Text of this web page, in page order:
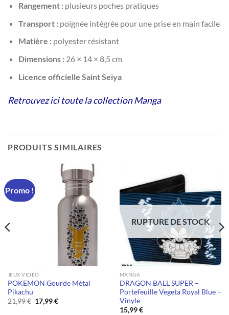
Rangement :plusieurs poches pratiques
Transport :poignée intégrée pour une prise en main facile
Matière :polyester résistant
Dimensions :26 × 14 × 8,5 cm
Licence officielle Saint Seiya
Retrouvez ici toute la collection Manga
PRODUITS SIMILAIRES
Promo !
JEUX VIDÉO
POKEMON Gourde Métal
Pikachu
21,99€ Le
prix
17,99€Le
RUPTURE DE STOCK
MANGA
DRAGON BALL SUPER –
Portefeuille Vegeta Royal Blue –
Vinyle
15,99€